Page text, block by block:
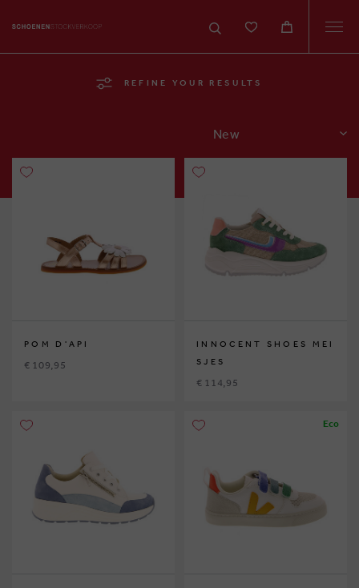
REFINE YOUR RESULTS
SORT
POM D'API
€ 109,95
INNOCENT SHOES MEI
SJES
€ 114,95
Eco